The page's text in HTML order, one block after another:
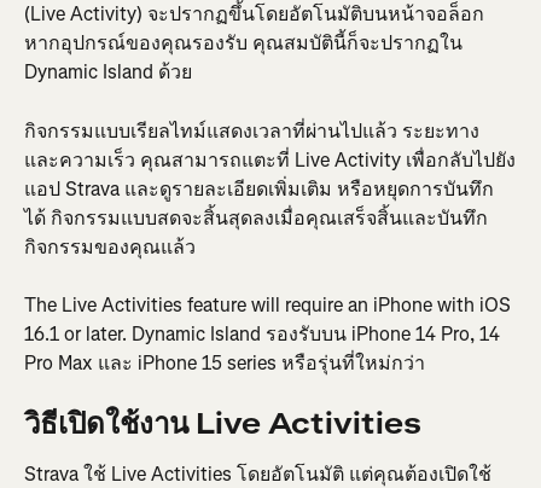
(Live Activity) จะปรากฏขึ้นโดยอัตโนมัติบนหน้าจอล็อก
หากอุปกรณ์ของคุณรองรับ คุณสมบัตินี้ก็จะปรากฏใน
Dynamic Island ด้วย
กิจกรรมแบบเรียลไทม์แสดงเวลาที่ผ่านไปแล้ว ระยะทาง
และความเร็ว คุณสามารถแตะที่ Live Activity เพื่อกลับไปยัง
แอป Strava และดูรายละเอียดเพิ่มเติม หรือหยุดการบันทึก
ได้ กิจกรรมแบบสดจะสิ้นสุดลงเมื่อคุณเสร็จสิ้นและบันทึก
กิจกรรมของคุณแล้ว
The Live Activities feature will require an iPhone with iOS
16.1 or later. Dynamic Island รองรับบน iPhone 14 Pro, 14
Pro Max และ iPhone 15 series หรือรุ่นที่ใหม่กว่า
วิธีเปิดใช้งาน Live Activities
Strava ใช้ Live Activities โดยอัตโนมัติ แต่คุณต้องเปิดใช้